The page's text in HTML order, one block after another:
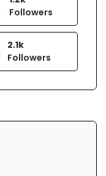
Followers
2.1k
Followers